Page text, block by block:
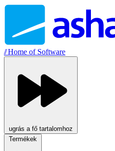
//Home of Software
ugrás a fő tartalomhoz
Termékek